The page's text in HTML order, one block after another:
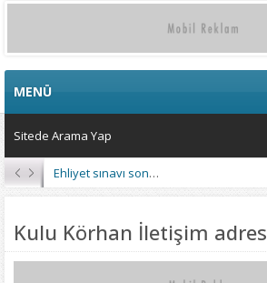
MENÜ
Ehliyet sınavı sonuçları açıklandı
Kulu Körhan İletişim adres